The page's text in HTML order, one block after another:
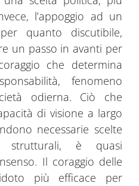
l’appoggio ad un
quanto discutibile,
un passo in avanti per
che determina
fenomeno
odierna. Ciò che
di visione a largo
necessarie scelte
strutturali, è quasi
Il coraggio delle
più efficace per